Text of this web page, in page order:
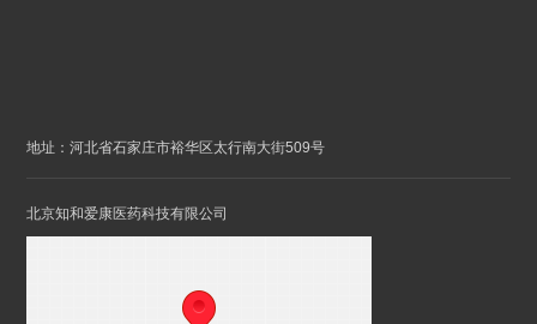
地址：河北省石家庄市裕华区太行南大街509号
北京知和爱康医药科技有限公司